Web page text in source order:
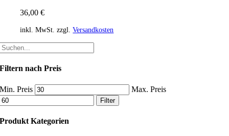
36,00€
inkl. MwSt. zzgl.Versandkosten
Filtern nach Preis
Min. Preis Max. Preis
Filter
Produkt Kategorien